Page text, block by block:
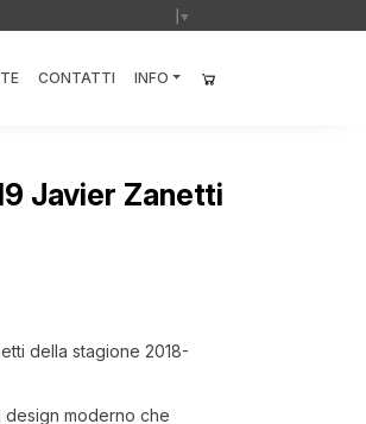
▼
CONTATTI INFO
Javier Zanetti
della stagione 2018-
design moderno che